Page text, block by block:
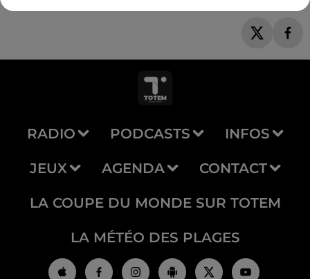
RADIO PODCASTS INFOS
JEUX AGENDA CONTACT
LA COUPE DU MONDE SUR TOTEM
LA MÉTÉO DES PLAGES